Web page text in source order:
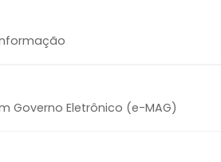
Governo Eletrônico (e-MAG)